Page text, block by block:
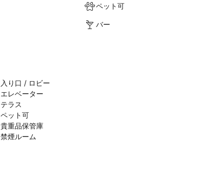
ペット可
バー
入り口 / ロビー
エレベーター
テラス
ペット可
貴重品保管庫
禁煙ルーム